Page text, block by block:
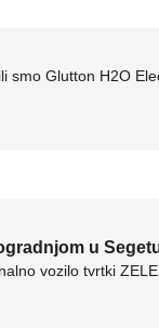
smo Glutton H2O
u
vozilo tvrtki